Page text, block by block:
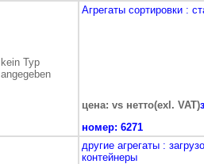
kein Typ
angegeben
Агрегаты сортировки :
цена: vs нетто(exl. VAT)
номер: 6271
другие агрегаты :
контейнеры